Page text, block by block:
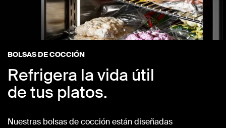
BOLSAS DE COCCIÓN
Refrigera la vida útil
de tus platos.
Nuestras bolsas de cocción están diseñadas